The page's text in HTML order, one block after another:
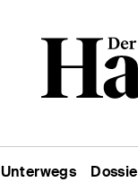
Unterwegs